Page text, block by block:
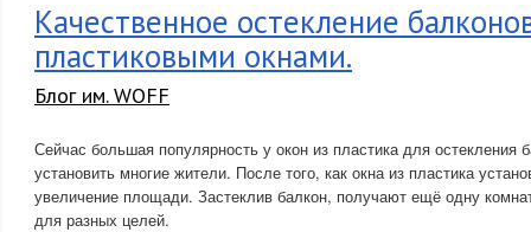
Качественное остекление
пластиковыми окнами.
Блог им. WOFF
Сейчас большая популярность у окон из пластика для остекления
установить многие жители. После того, как окна из пластика
увеличение площади. Застеклив балкон, получают ещё одну
для разных целей.